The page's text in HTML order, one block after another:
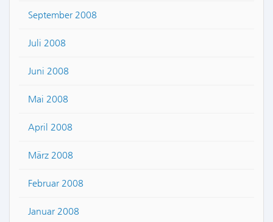
September 2008
Juli 2008
Juni 2008
Mai 2008
April 2008
März 2008
Februar 2008
Januar 2008